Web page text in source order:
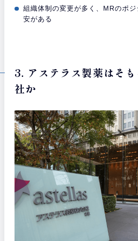
組織体制の変更が多く、MRのポ
安がある
3. アステラス製薬はそ
社か